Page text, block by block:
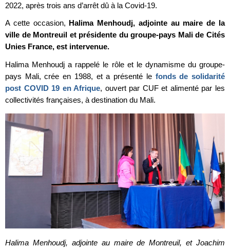
2022, après trois ans d’arrêt dû à la Covid-19.
A cette occasion, Halima Menhoudj, adjointe au maire de la
ville de Montreuil et présidente du groupe-pays Mali de Cités
Unies France, est intervenue.
Halima Menhoudj a rappelé le rôle et le dynamisme du groupe-
pays Mali, crée en 1988, et a présenté le fonds de solidarité
post COVID 19 en Afrique, ouvert par CUF et alimenté par les
collectivités françaises, à destination du Mali.
Halima Menhoudj, adjointe au maire de Montreuil, et Joachim